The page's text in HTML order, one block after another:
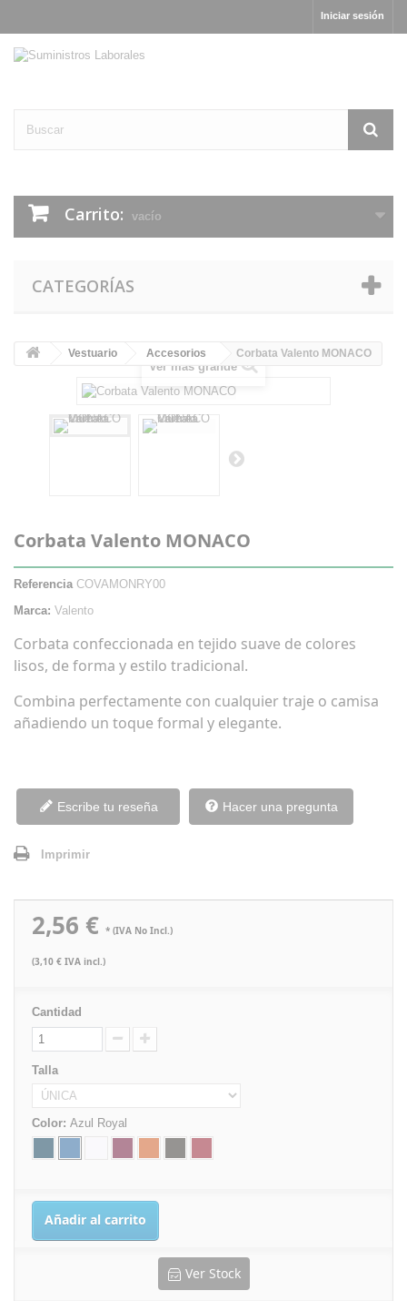
Iniciar sesión
Carrito: vacío
CATEGORÍAS
Vestuario Accesorios Corbata Valento MONACO
Ver más grande
Corbata Valento MONACO
Referencia COVAMONRY00
Marca: Valento
Corbata confeccionada en tejido suave de colores
lisos, de forma y estilo tradicional.
Combina perfectamente con cualquier traje o camisa
añadiendo un toque formal y elegante.
Escribe tu reseña Hacer una pregunta
Imprimir
2,56 € * (IVA No Incl.)
(3,10 € IVA incl.)
Cantidad
Talla
Color: Azul Royal
Añadir al carrito
Ver Stock